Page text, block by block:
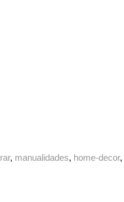
manualidades home-decor